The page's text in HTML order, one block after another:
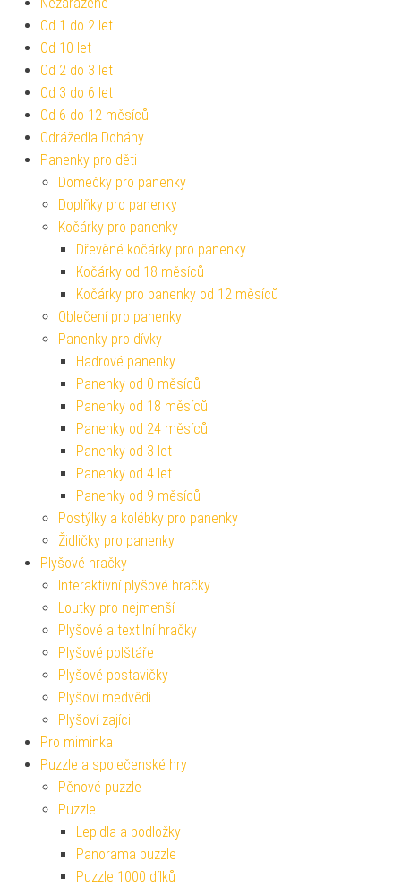
Od 1 do 2 let
Od 10 let
Od 2 do 3 let
Od 3 do 6 let
Od 6 do 12 měsíců
Odrážedla Dohány
Panenky pro děti
Domečky pro panenky
Doplňky pro panenky
Kočárky pro panenky
Dřevěné kočárky pro panenky
Kočárky od 18 měsíců
Kočárky pro panenky od 12 měsíců
Oblečení pro panenky
Panenky pro dívky
Hadrové panenky
Panenky od 0 měsíců
Panenky od 18 měsíců
Panenky od 24 měsíců
Panenky od 3 let
Panenky od 4 let
Panenky od 9 měsíců
Postýlky a kolébky pro panenky
Židličky pro panenky
Plyšové hračky
Interaktivní plyšové hračky
Loutky pro nejmenší
Plyšové a textilní hračky
Plyšové polštáře
Plyšové postavičky
Plyšoví medvědi
Plyšoví zajíci
Pro miminka
Puzzle a společenské hry
Pěnové puzzle
Puzzle
Lepidla a podložky
Panorama puzzle
Puzzle 1000 dílků